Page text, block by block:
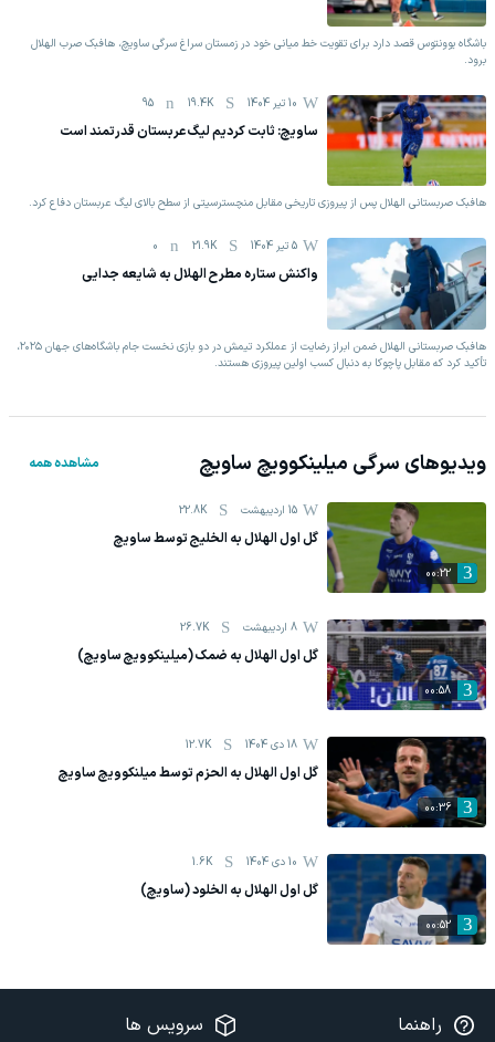
باشگاه یوونتوس قصد دارد برای تقویت خط میانی خود در زمستان سراغ سرگی ساویچ، هافبک صرب الهلال
برود.
10 تیر 1404 19.4K
95
ساویچ: ثابت کردیم لیگ عربستان قدرتمند است
هافبک صربستانی الهلال پس از پیروزی تاریخی مقابل منچسترسیتی از سطح بالای لیگ عربستان دفاع کرد.
5 تیر 1404 21.9K
0
واکنش ستاره مطرح الهلال به شایعه جدایی
هافبک صربستانی الهلال ضمن ابراز رضایت از عملکرد تیمش در دو بازی نخست جام باشگاه‌های جهان ۲۰۲۵،
تأکید کرد که مقابل پاچوکا به دنبال کسب اولین پیروزی هستند.
ویدیوهای سرگی میلینکوویچ ساویچ مشاهده همه
00:22
15 اردیبهشت 22.8K
گل اول الهلال به الخلیج توسط ساویچ
00:58
8 اردیبهشت 26.7K
گل اول الهلال به ضمک (میلینکوویچ ساویچ)
00:36
18 دی 1404 12.7K
گل اول الهلال به الحزم توسط میلنکوویچ ساویچ
00:52
10 دی 1404 1.6K
گل اول الهلال به الخلود (ساویچ)
راهنما سرویس ها